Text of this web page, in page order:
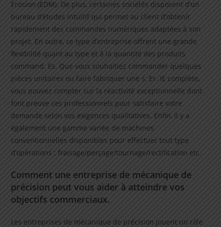
Érosion (EDM). De plus, certaines sociétés disposent d’un
bureau d’études intuitif qui permet au client d’obtenir
rapidement des commandes numériques adaptées à son
projet. En outre, ce type d’entreprise offrent une grande
flexibilité quant au type et â la quantité des produits
command. Es. Que vous souhaitiez commander quelques
pièces unitaires ou faire fabriquer une s. Er. IE complète,
vous pouvez compter sur la réactivité exceptionnelle dont
font preuve ces professionnels pour satisfaire votre
demande selon vos exigences qualitatives. Enfin, il y a
également une gamme variée de machines
conventionnelles disponibles pour effectuer tout type
d’opérations : fraisage/perçage/tournage/rectification etc.
Comment une entreprise de mécanique de
précision peut vous aider à atteindre vos
objectifs commerciaux.
Les entreprises de mécanique de précision jouent un rôle